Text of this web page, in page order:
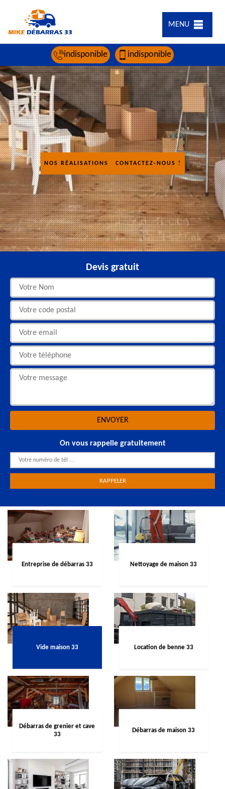
MENU
indisponible indisponible
NOS RÉALISATIONS CONTACTEZ-NOUS !
Devis gratuit
On vous rappelle gratuitement
Entreprise de débarras 33 Nettoyage de maison 33
Vide maison 33 Location de benne 33
Débarras de grenier et cave
33
Débarras de maison 33